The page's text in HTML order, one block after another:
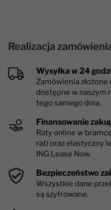
Realizacja
Wysyłka w 24
Zamówienia
dostępne w naszym
tego samego dnia.
Finansowanie
Raty online w
rat) oraz elastyczny
ING Lease Now.
Bezpieczeństwo
Wszystkie dane
są szyfrowane.